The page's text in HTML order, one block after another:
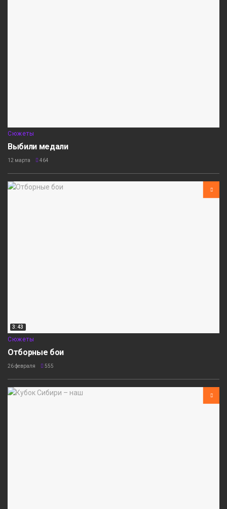
Сюжеты
Выбили медали
12 марта 464
3:43
Сюжеты
Отборные бои
26 февраля 555